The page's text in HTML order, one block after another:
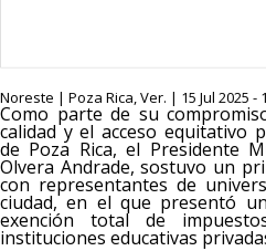
Noreste | Poza Rica, Ver. | 15 Jul 2025 -
Como parte de su
calidad y el acceso equitativo
de Poza Rica, el Presidente
Olvera Andrade, sostuvo un
con representantes de
ciudad, en el que presentó
exención total de
instituciones educativas